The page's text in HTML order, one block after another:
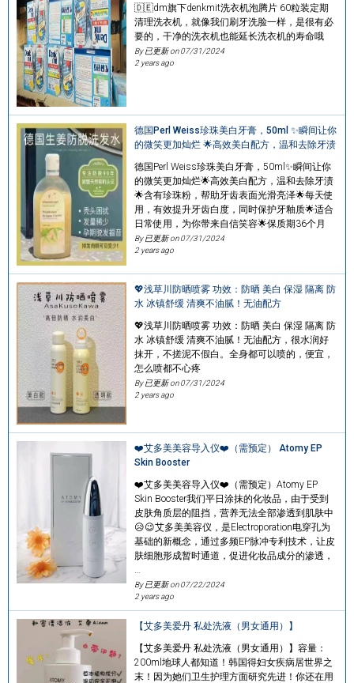
🇩🇪dm旗下denkmit洗衣机泡腾片 60粒装定期
清理洗衣机，就像我们刷牙洗脸一样，是很有必
要的，干净的洗衣机也能延长洗衣机的寿命哦
By 已更新 on07/31/2024
2 years ago
德国Perl Weiss珍珠美白牙膏，50ml ✨瞬间让你
的微笑更加灿烂 🌟高效美白配方，温和去除牙渍
德国Perl Weiss珍珠美白牙膏，50ml✨瞬间让你
的微笑更加灿烂🌟高效美白配方，温和去除牙渍
🌟含有珍珠粉，帮助牙齿表面光滑亮泽🌟每天使
用，有效提升牙齿白度，同时保护牙釉质🌟适合
日常使用，为你带来自信笑容🌟保质期36个月
By 已更新 on07/31/2024
2 years ago
💖浅草川防晒喷雾 功效：防晒 美白 保湿 隔离 防
水 冰镇舒缓 清爽不油腻！无油配方
💖浅草川防晒喷雾 功效：防晒 美白 保湿 隔离 防
水 冰镇舒缓 清爽不油腻！无油配方，很水润好
抹开，不搓泥不假白。全身都可以喷的，便宜，
怎么喷都不心疼
By 已更新 on07/31/2024
2 years ago
❤️艾多美美容导入仪❤️（需预定） Atomy EP
Skin Booster
❤️艾多美美容导入仪❤️（需预定）Atomy EP
Skin Booster我们平日涂抹的化妆品，由于受到
皮肤角质层的阻挡，营养无法全部渗透到肌肤中
😥😉艾多美美容仪，是Electroporation电穿孔为
基础的新概念，通过多频EP脉冲专利技术，让皮
肤细胞形成暂时通道，促进化妆品成分的渗透，
By 已更新 on07/22/2024
2 years ago
【艾多美爱丹 私处洗液（男女通用）】
【艾多美爱丹 私处洗液（男女通用）】容量：
200ml地球人都知道！韩国得妇女疾病居世界之
末！因为她们卫生护理方面研究先进！你还在用